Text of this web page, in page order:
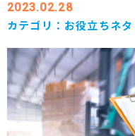
2023.02.28
カテゴリ： お役立ちネタ